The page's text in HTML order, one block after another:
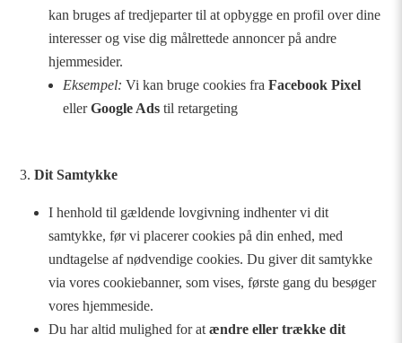
kan bruges af tredjeparter til at opbygge en profil over dine
interesser og vise dig målrettede annoncer på andre
hjemmesider.
Eksempel: Vi kan bruge cookies fraFacebook Pixel
ellerGoogle Ads til retargeting
Dit Samtykke
I henhold til gældende lovgivning indhenter vi dit
samtykke, før vi placerer cookies på din enhed, med
undtagelse af nødvendige cookies. Du giver dit samtykke
via vores cookiebanner, som vises, første gang du besøger
vores hjemmeside.
Du har altid mulighed for atændre eller trække dit